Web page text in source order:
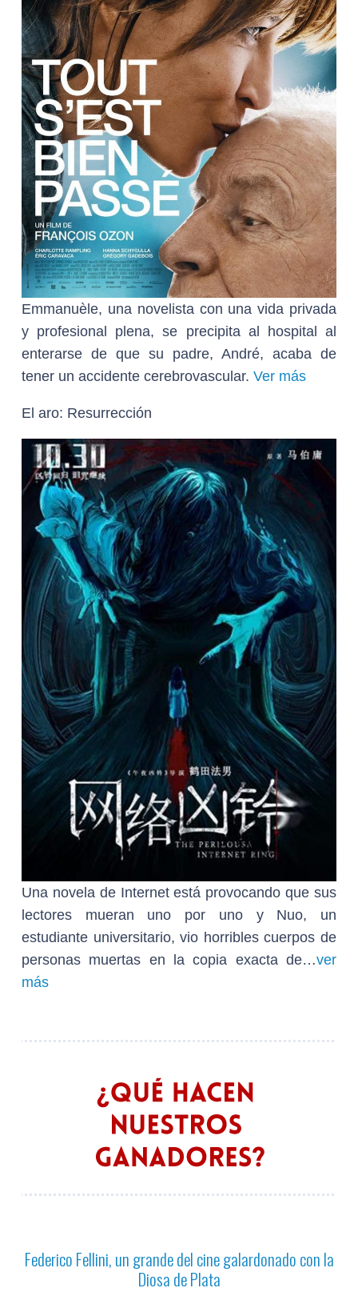
Emmanuèle, una novelista con una vida privada
y profesional plena, se precipita al hospital al
enterarse de que su padre, André, acaba de
tener un accidente cerebrovascular. Ver más
El aro: Resurrección
Una novela de Internet está provocando que sus
lectores mueran uno por uno y Nuo, un
estudiante universitario, vio horribles cuerpos de
personas muertas en la copia exacta de…ver
más
Federico Fellini, un grande del cine galardonado con la
Diosa de Plata